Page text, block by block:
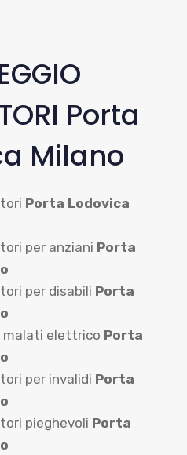
Porta
Milano
Porta Lodovica
per anziani Porta
per disabili Porta
malati elettrico Porta
per invalidi Porta
pieghevoli Porta